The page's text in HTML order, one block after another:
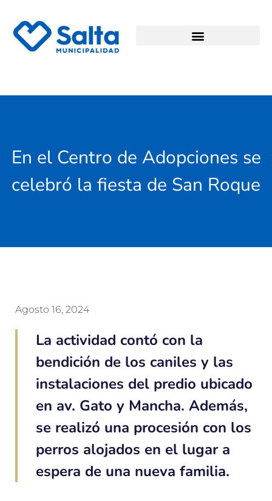
En el Centro de Adopciones se
celebró la fiesta de San Roque
Agosto 16, 2024
La actividad contó con la
bendición de los caniles y las
instalaciones del predio ubicado
en av. Gato y Mancha. Además,
se realizó una procesión con los
perros alojados en el lugar a
espera de una nueva familia.